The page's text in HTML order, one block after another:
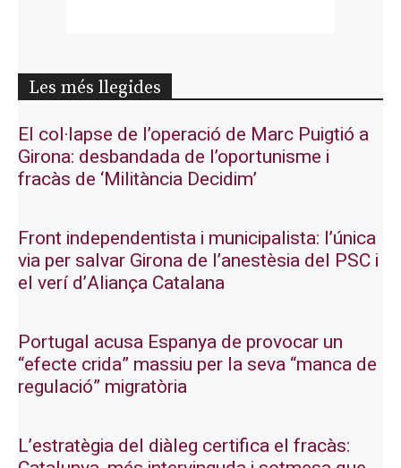
Les més llegides
El col·lapse de l’operació de Marc Puigtió a
Girona: desbandada de l’oportunisme i
fracàs de ‘Militància Decidim’
Front independentista i municipalista: l’única
via per salvar Girona de l’anestèsia del PSC i
el verí d’Aliança Catalana
Portugal acusa Espanya de provocar un
“efecte crida” massiu per la seva “manca de
regulació” migratòria
L’estratègia del diàleg certifica el fracàs: